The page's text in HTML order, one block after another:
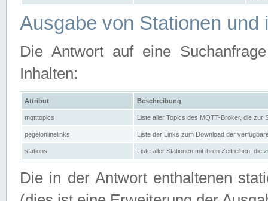
Ausgabe von Stationen und
Die Antwort auf eine
Inhalten:
Attribut Beschreibung
mqtttopics Liste aller Topics des MQTT-Broker, die zur
pegelonlinelinks Liste der Links zum Download der
stations Liste aller Stationen mit ihren Zeitreihen, die
Die in der Antwort enthaltenen